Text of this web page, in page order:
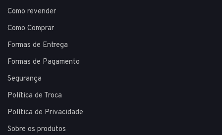
Como revender
Como Comprar
Formas de Entrega
Formas de Pagamento
Segurança
Política de Troca
Política de Privacidade
Sobre os produtos